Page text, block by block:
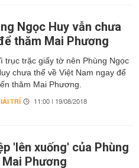
Ngọc Huy vẫn chưa
thăm Mai Phương
trục trặc giấy tờ nên Phùng Ngọc
chưa thể về Việt Nam ngay để
thăm Mai Phương.
TRÍ 11:00 | 19/08/2018
'lên xuống' của Phùng
Phương